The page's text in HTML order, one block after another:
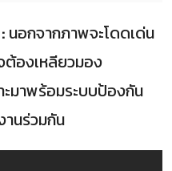
นอกจากภาพจะโดดเด่น
ต้องเหลียวมอง
มาพร้อมระบบป้องกัน
านร่วมกัน